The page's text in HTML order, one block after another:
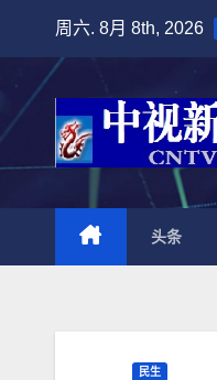
容
周六. 8月 8th, 2026
头条
民生